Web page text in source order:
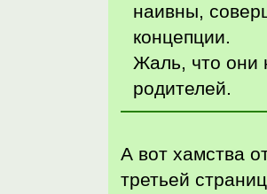
наивны,
концепции.
Жаль, что они
родителей.
А вот хамства
третьей